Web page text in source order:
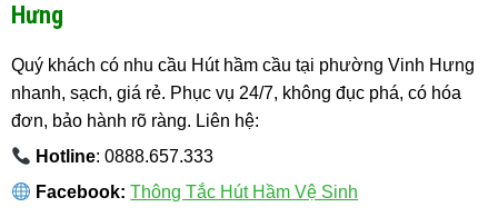
Hưng
Quý khách có nhu cầu Hút hầm cầu tại phường Vinh Hưng
nhanh, sạch, giá rẻ. Phục vụ 24/7, không đục phá, có hóa
đơn, bảo hành rõ ràng. Liên hệ:
Hotline: 0888.657.333
Facebook: Thông Tắc Hút Hầm Vệ Sinh